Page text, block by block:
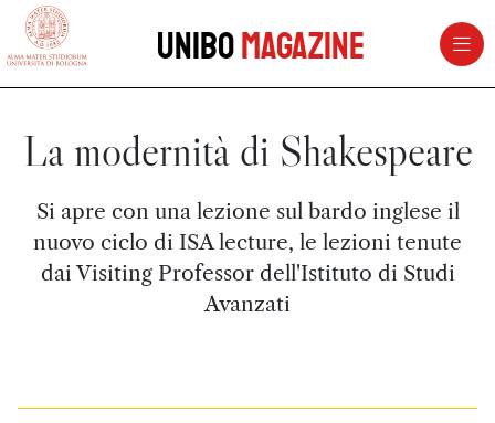
vai al contenuto della pagina
UniboMagazine
La modernità di Shakespeare
Si apre con una lezione sul bardo inglese il
nuovo ciclo di ISA lecture, le lezioni tenute
dai Visiting Professor dell'Istituto di Studi
Avanzati